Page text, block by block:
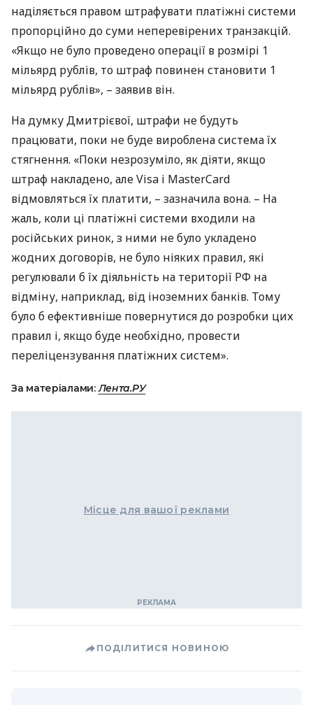
наділяється правом штрафувати платіжні системи
пропорційно до суми неперевірених транзакцій.
«Якщо не було проведено операції в розмірі 1
мільярд рублів, то штраф повинен становити 1
мільярд рублів», – заявив він.
На думку Дмитрієвої, штрафи не будуть
працювати, поки не буде вироблена система їх
стягнення. «Поки незрозуміло, як діяти, якщо
штраф накладено, але Visa і MasterCard
відмовляться їх платити, – зазначила вона. – На
жаль, коли ці платіжні системи входили на
російських ринок, з ними не було укладено
жодних договорів, не було ніяких правил, які
регулювали б їх діяльність на території РФ на
відміну, наприклад, від іноземних банків. Тому
було б ефективніше повернутися до розробки цих
правил і, якщо буде необхідно, провести
переліцензування платіжних систем».
За матеріалами:Лента.РУ
Місце для вашої реклами
ПОДІЛИТИСЯ НОВИНОЮ